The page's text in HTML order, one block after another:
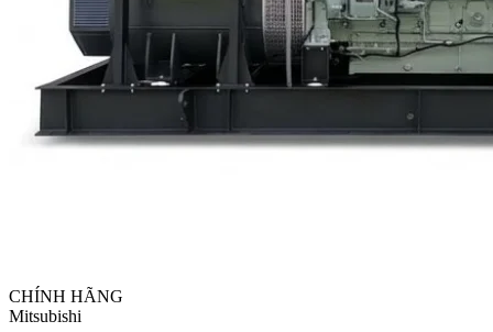
CHÍNH HÃNG
Mitsubishi